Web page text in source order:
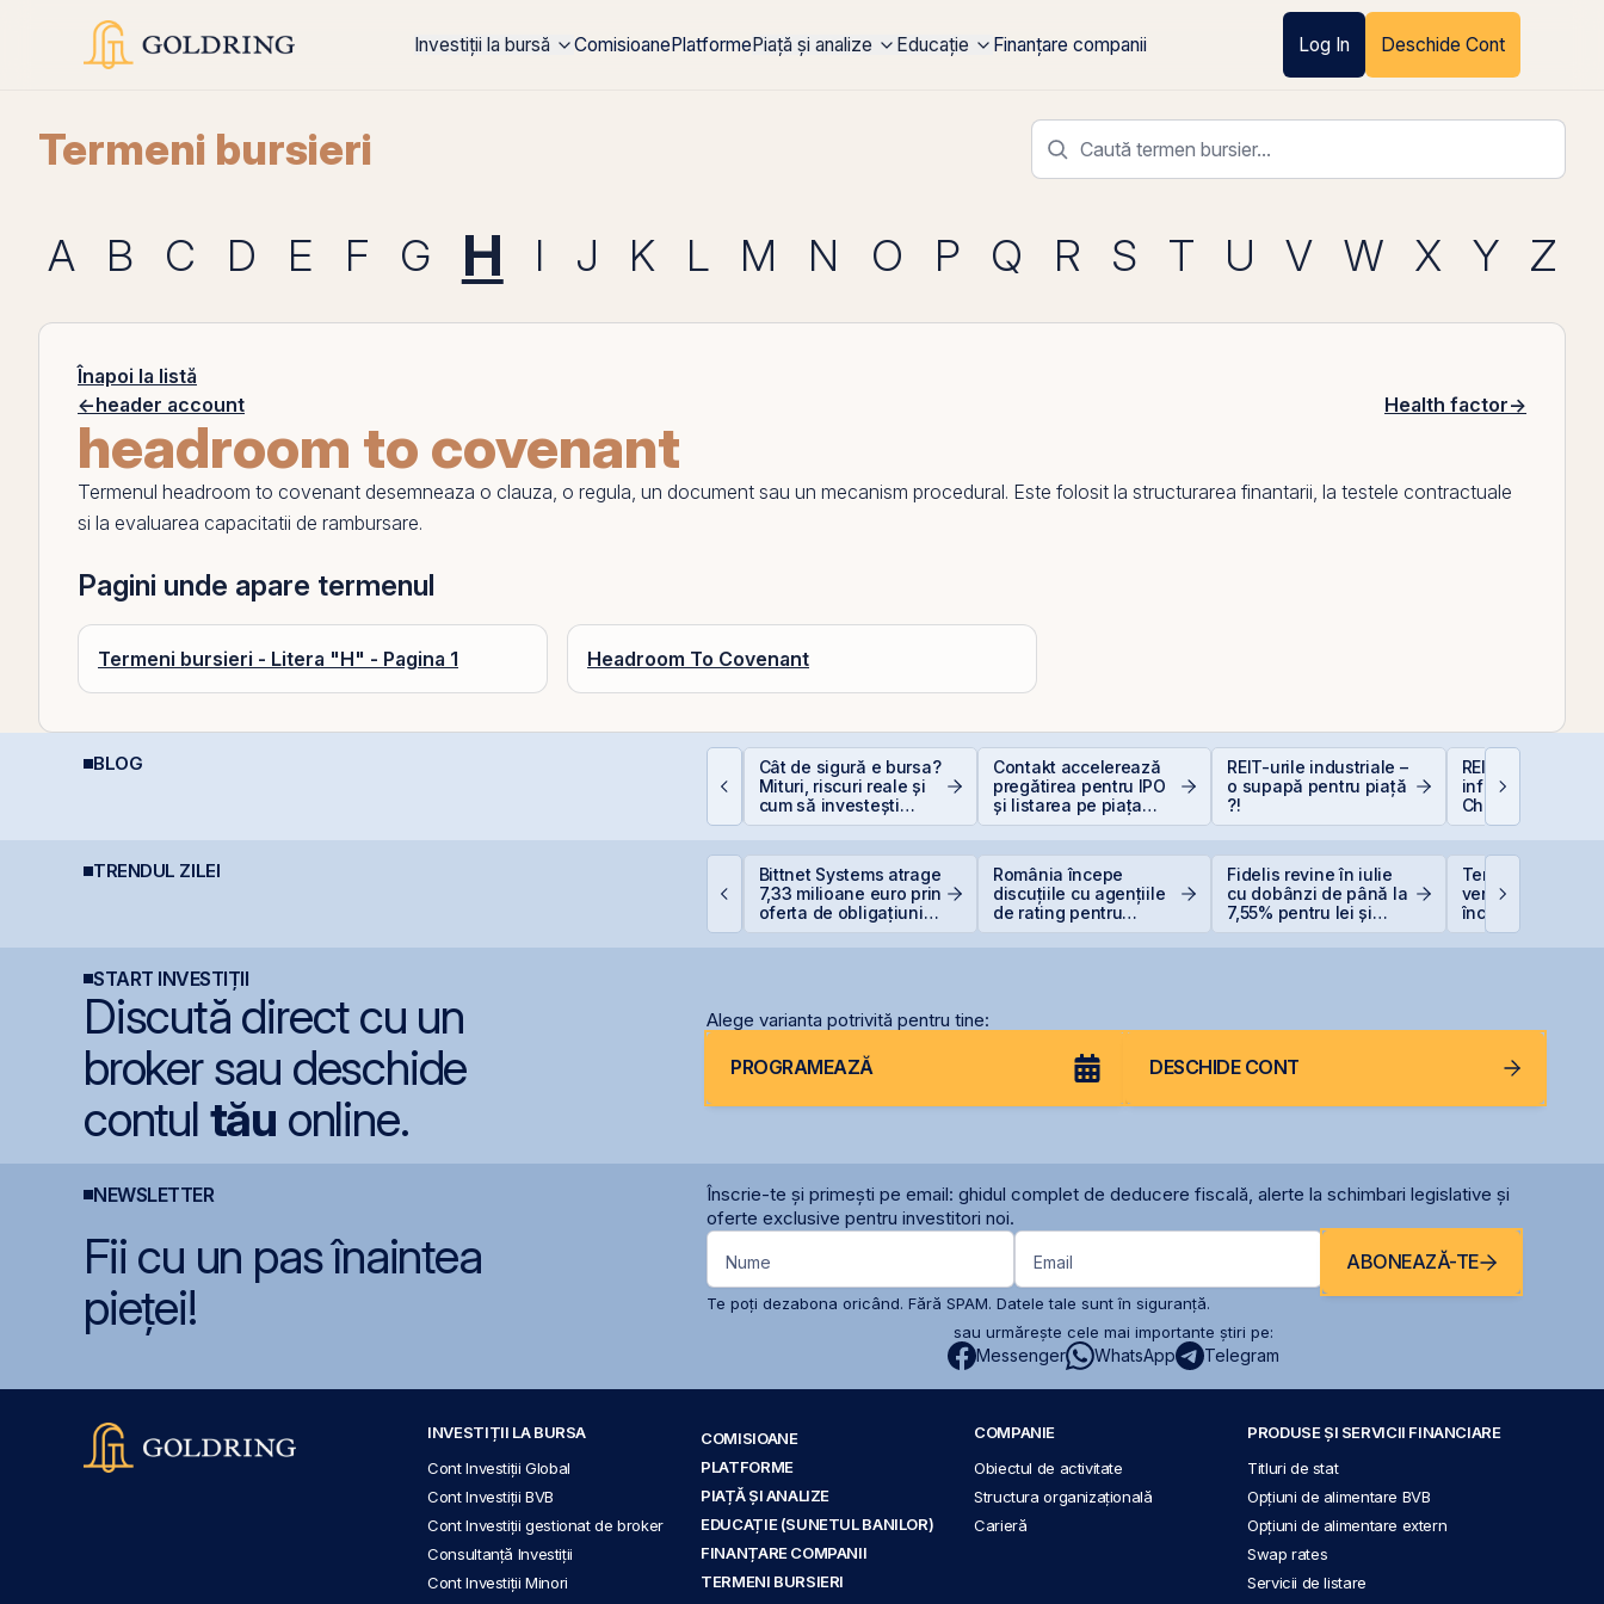
Investiții la bursă ComisioanePlatformePiață și analize Educație Finanțare companii Log In Deschide Cont
Termeni bursieri
A B C D E F G H I J K L M N O P Q R S T U V W X Y Z
Înapoi la listă
←header account Health factor→
headroom to covenant
Termenul headroom to covenant desemneaza o clauza, o regula, un document sau un mecanism procedural. Este folosit la structurarea finantarii, la testele contractuale
si la evaluarea capacitatii de rambursare.
Pagini unde apare termenul
Termeni bursieri - Litera "H" - Pagina 1 Headroom To Covenant
BLOG
Aplicații AI în Lumea
Cât de sigură e bursa?
Mituri, riscuri reale și
cum să investești
inteligent
Contakt accelerează
pregătirea pentru IPO
și listarea pe piața
AeRO a BVB
REIT-urile industriale –
o supapă pentru piață
?!
REIT-urile de
infrastructură din
China - să
la cel ce
TRENDUL ZILEI
Graffiti Plus debutează
Bittnet Systems atrage
7,33 milioane euro prin
oferta de obligațiuni
România începe
discuțiile cu agențiile
de rating pentru
Fidelis revine în iulie
cu dobânzi de până la
7,55% pentru lei și
TeraPlast își
veniturile cu 4%,
încheie primul
semestru cu o
START INVESTIȚII
Discută direct cu un
broker sau deschide
contul tău online.
Alege varianta potrivită pentru tine:
PROGRAMEAZĂ DESCHIDE CONT
NEWSLETTER
Înscrie-te și primești pe email: ghidul complet de deducere fiscală, alerte la schimbari legislative și
oferte exclusive pentru investitori noi.
Fii cu un pas înaintea
pieței!
Nume Email ABONEAZĂ-TE
Te poți dezabona oricând. Fără SPAM. Datele tale sunt în siguranță.
sau urmărește cele mai importante știri pe:
Messenger WhatsApp Telegram
INVESTIȚII LA BURSA
Cont Investiții Global
Cont Investiții BVB
Cont Investiții gestionat de broker
Consultanță Investiții
Cont Investiții Minori
COMISIOANE
PLATFORME
PIAȚĂ ȘI ANALIZE
EDUCAȚIE (SUNETUL BANILOR)
FINANȚARE COMPANII
TERMENI BURSIERI
COMPANIE
Obiectul de activitate
Structura organizațională
Carieră
PRODUSE ȘI SERVICII FINANCIARE
Titluri de stat
Opțiuni de alimentare BVB
Opțiuni de alimentare extern
Swap rates
Servicii de listare